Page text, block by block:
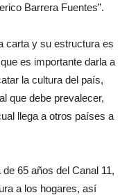
Barrera Fuentes”.
carta y su estructura es
es importante darla a
la cultura del país,
que debe prevalecer,
llega a otros países a
65 años del Canal 11,
a los hogares, así